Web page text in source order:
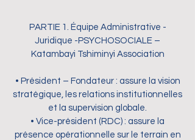
PARTIE 1. Équipe Administrative -
Juridique -PSYCHOSOCIALE –
Katambayi Tshiminyi Association
• Président – Fondateur : assure la vision
stratégique, les relations institutionnelles
et la supervision globale.
• Vice-président (RDC) : assure la
présence opérationnelle sur le terrain en